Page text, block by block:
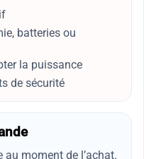
batteries ou
la puissance
de sécurité
moment de l’achat.